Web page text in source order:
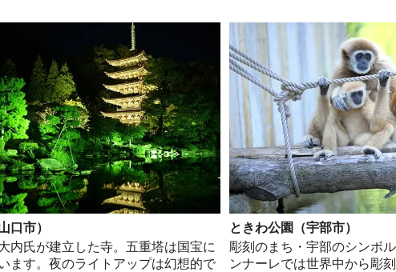
口市）
内氏が建立した寺。五重塔は国宝に
ます。夜のライトアップは幻想的で
ときわ公園（宇部市）
彫刻のまち・宇部のシンボ
ンナーレでは世界中から彫